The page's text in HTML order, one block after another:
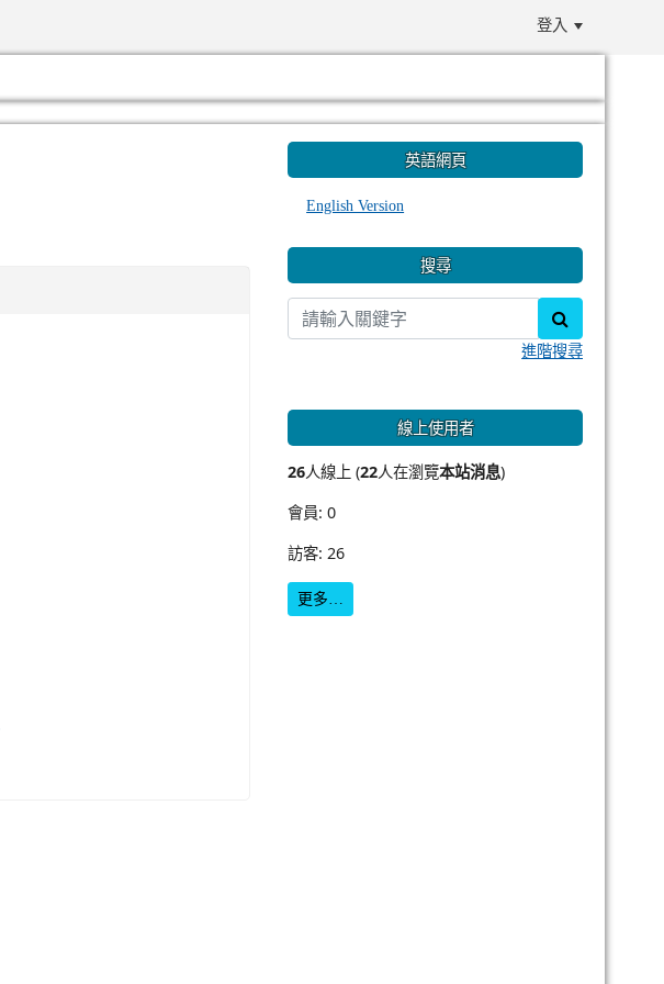
登入
英語網頁
English Version
搜尋
進階搜尋
線上使用者
26人線上 (22人在瀏覽本站消息)
會員: 0
訪客: 26
更多…